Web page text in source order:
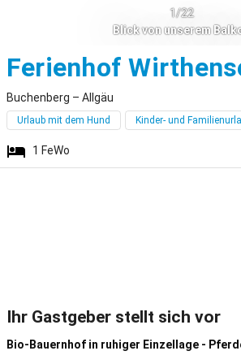
1/22
Blick von unserem
Ferienhof
Buchenberg – Allgäu
Urlaub mit dem Hund Kinder- und
1 FeWo
Ihr Gastgeber stellt sich vor
Bio-Bauernhof in ruhiger Einzellage -